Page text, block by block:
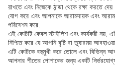
রাখতে এবং নিজেকে ঠান্ডা থেকে রক্ষা করতে
যোগ করে এবং আপনাকে আরামদায়ক এবং
পরিবেশন করে.
এই কোটটি কেবল স্টাইলিশ এবং কার্যকরী নয়,
নিশ্চিত করে যে আপনি বৃষ্টি বা তুষারময়
এটি কোটকে বহুমুখী করে তোলে এবং বিভিন্ন
আপনার শীতের পোশাকের জন্য একটি